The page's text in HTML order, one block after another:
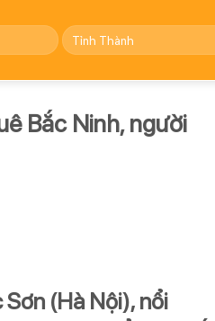
Bắc Ninh, người
(Hà Nội), nổi